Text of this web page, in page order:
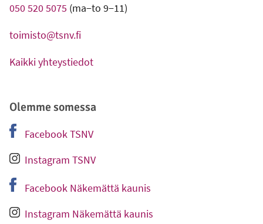
050 520 5075 (ma−to 9−11)
toimisto@tsnv.fi
Kaikki yhteystiedot
Olemme somessa
Facebook TSNV
-Ulkoinen linkki
Instagram TSNV
-Ulkoinen linkki
Facebook Näkemättä kaunis
-Ulkoinen linkki
Instagram Näkemättä kaunis